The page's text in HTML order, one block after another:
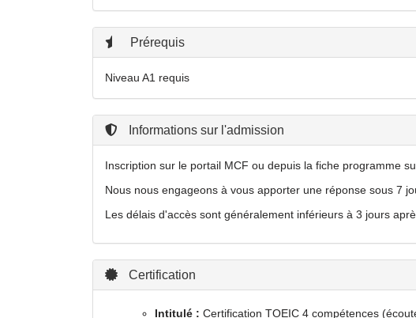
Prérequis
Niveau A1 requis
Informations sur l'admission
Inscription sur le portail MCF ou depuis la fiche programme
Nous nous engageons à vous apporter une réponse sous 7
Les délais d'accès sont généralement inférieurs à 3 jours
Certification
Intitulé : Certification TOEIC 4 compétences